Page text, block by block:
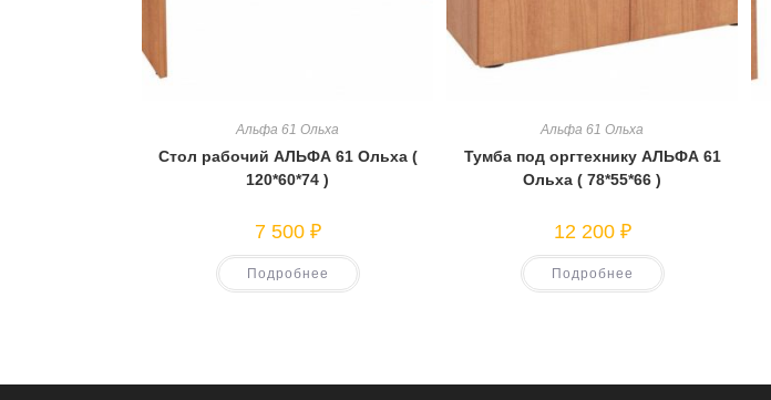
Альфа 61 Ольха
Стол рабочий АЛЬФА 61 Ольха (
120*60*74 )
7 500 ₽
Подробнее
Альфа 61 Ольха
Тумба под оргтехнику АЛЬФА 61
Ольха ( 78*55*66 )
12 200 ₽
Подробнее